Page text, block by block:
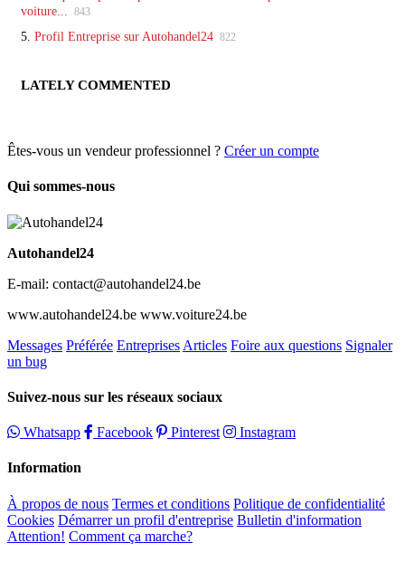
voiture... 843
5. Profil Entreprise sur Autohandel24 822
LATELY COMMENTED
Êtes-vous un vendeur professionnel ? Créer un compte
Qui sommes-nous
Autohandel24
E-mail: contact@autohandel24.be
www.autohandel24.be www.voiture24.be
Messages Préférée Entreprises Articles Foire aux questions Signaler
un bug
Suivez-nous sur les réseaux sociaux
Whatsapp Facebook Pinterest Instagram
Information
À propos de nous Termes et conditions Politique de confidentialité
Cookies Démarrer un profil d'entreprise Bulletin d'information
Attention! Comment ça marche?